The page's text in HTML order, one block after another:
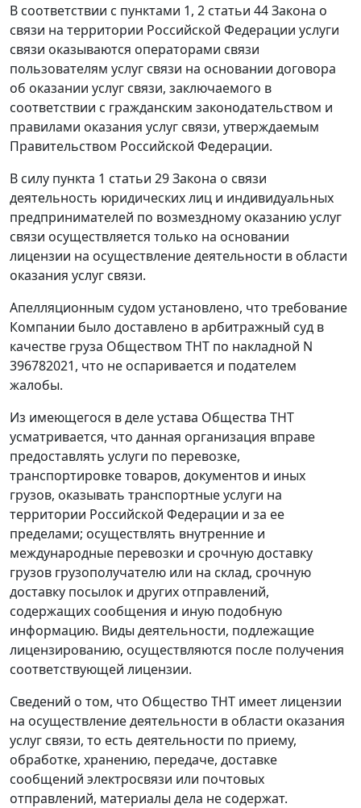
В соответствии с пунктами 1, 2 статьи 44Закона о
связи на территории Российской Федерации услуги
связи оказываются операторами связи
пользователям услуг связи на основании договора
об оказании услуг связи, заключаемого в
соответствии с гражданским законодательством и
правилами оказания услуг связи, утверждаемым
Правительством Российской Федерации.
В силу пункта 1 статьи 29Закона о связи
деятельность юридических лиц и индивидуальных
предпринимателей по возмездному оказанию услуг
связи осуществляется только на основании
лицензии на осуществление деятельности в области
оказания услуг связи.
Апелляционным судом установлено, что требование
Компании было доставлено в арбитражный суд в
качестве груза Обществом ТНТ по накладной N
396782021, что не оспаривается и подателем
жалобы.
Из имеющегося в деле устава Общества ТНТ
усматривается, что данная организация вправе
предоставлять услуги по перевозке,
транспортировке товаров, документов и иных
грузов, оказывать транспортные услуги на
территории Российской Федерации и за ее
пределами; осуществлять внутренние и
международные перевозки и срочную доставку
грузов грузополучателю или на склад, срочную
доставку посылок и других отправлений,
содержащих сообщения и иную подобную
информацию. Виды деятельности, подлежащие
лицензированию, осуществляются после получения
соответствующей лицензии.
Сведений о том, что Общество ТНТ имеет лицензии
на осуществление деятельности в области оказания
услуг связи, то есть деятельности по приему,
обработке, хранению, передаче, доставке
сообщений электросвязи или почтовых
отправлений, материалы дела не содержат.